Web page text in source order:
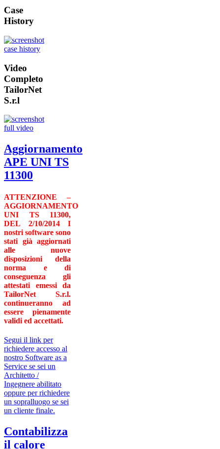
Case
History
Video
Completo
TailorNet
S.r.l
Aggiornamento
APE UNI TS
11300
ATTENZIONE –
AGGIORNAMENTO
UNI TS 11300,
DEL 2/10/2014I
nostri software sono
stati già aggiornati
alle nuove
disposizioni della
norma e di
conseguenza gli
attestati emessi da
TailorNet S.r.l.
continueranno ad
essere pienamente
validi ed accettati.
Segui il link per
richiedere accesso al
nostro Software as a
Service se sei un
Architetto /
Ingegnere abilitato
oppure per richiedere
un sopralluogo se sei
un cliente finale.
Contabilizza
il calore